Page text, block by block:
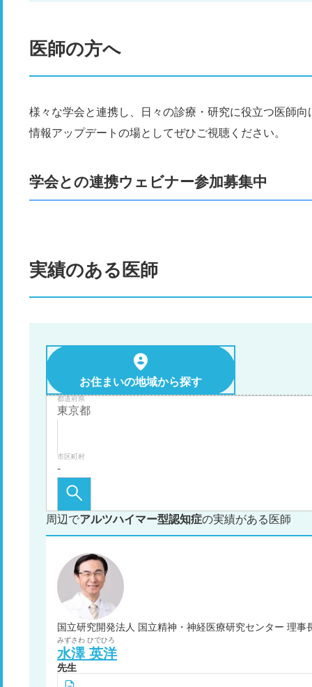
医師の方へ
様々な学会と連携し、日々の診療・研究に役立つ医師
情報アップデートの場としてぜひご視聴ください。
学会との連携ウェビナー参加募集中
実績のある医師
お住まいの地域から探す
都道府県
市区町村
周辺でアルツハイマー型認知症の実績がある医師
国立研究開発法人 国立精神・神経医療研究センター 理事
みずさわ ひでひろ
水澤 英洋
先生